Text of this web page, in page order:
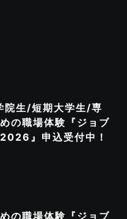
院生/短期大学生/専
の職場体験『ジョブ
』申込受付中！
の職場体験『ジョブ